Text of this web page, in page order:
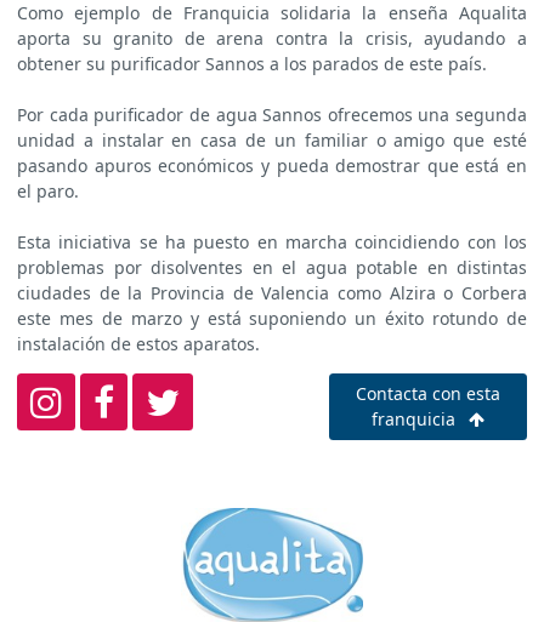
Como ejemplo de Franquicia solidaria la enseña Aqualita
aporta su granito de arena contra la crisis, ayudando a
obtener su purificador Sannos a los parados de este país.
Por cada purificador de agua Sannos ofrecemos una segunda
unidad a instalar en casa de un familiar o amigo que esté
pasando apuros económicos y pueda demostrar que está en
el paro.
Esta iniciativa se ha puesto en marcha coincidiendo con los
problemas por disolventes en el agua potable en distintas
ciudades de la Provincia de Valencia como Alzira o Corbera
este mes de marzo y está suponiendo un éxito rotundo de
instalación de estos aparatos.
Contacta con esta
franquicia